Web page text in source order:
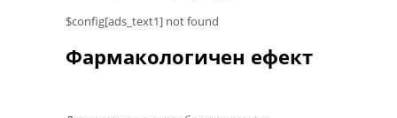
$config[ads_text1] not found
Фармакологичен ефект